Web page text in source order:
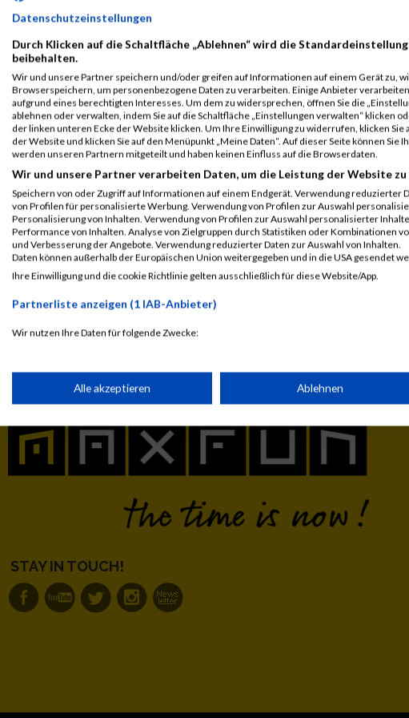
B2RUN
München
Einzelwertung
weiblich
15616
B2RUN
München
Teamwertung
mixed
15616 Jana Gittrich 0000 GER
B2RUN
München
Teamwertung
weiblich
15616 Jana Gittrich 0000 GER
Legende:
GPos = Geschlechter Position, KPos = Kategorie Position, TPos = Team
Disqualifiziert
STAY IN TOUCH!
Datenschutzeinstellungen
Durch Klicken auf die Schaltfläche „Ablehnen“ wird die
beibehalten.
Wir und unsere Partner speichern und/oder greifen auf Informationen auf einem Gerät zu,
Browserspeichern, um personenbezogene Daten zu verarbeiten. Einige Anbieter
aufgrund eines berechtigten Interesses. Um dem zu widersprechen, öffnen Sie die
ablehnen oder verwalten, indem Sie auf die Schaltfläche „Einstellungen verwalten“ klicken
der linken unteren Ecke der Website klicken. Um Ihre Einwilligung zu widerrufen, klicken
der Website und klicken Sie auf den Menüpunkt „Meine Daten“. Auf dieser Seite können
werden unseren Partnern mitgeteilt und haben keinen Einfluss auf die Browserdaten.
Wir und unsere Partner verarbeiten Daten, um die Leistung der Website
Speichern von oder Zugriff auf Informationen auf einem Endgerät. Verwendung reduzierter
von Profilen für personalisierte Werbung. Verwendung von Profilen zur Auswahl
Personalisierung von Inhalten. Verwendung von Profilen zur Auswahl personalisierter
Performance von Inhalten. Analyse von Zielgruppen durch Statistiken oder Kombinationen
und Verbesserung der Angebote. Verwendung reduzierter Daten zur Auswahl von Inhalten.
Daten können außerhalb der Europäischen Union weitergegeben und in die USA gesendet
Ihre Einwilligung und die cookie Richtlinie gelten ausschließlich für diese Website/App.
Partnerliste anzeigen (1 IAB-Anbieter)
Wir nutzen Ihre Daten für folgende Zwecke:
Speichern von oder Zugriff auf Informationen auf einem Endgerät
Verwendung reduzierter Daten zur Auswahl von Werbeanzeigen
Erstellung von Profilen zur Personalisierung von Inhalten
Alle akzeptieren Ablehnen